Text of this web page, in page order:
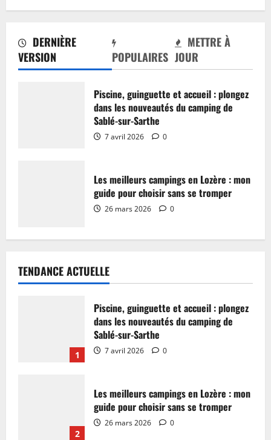
DERNIÈRE
VERSION
POPULAIRES
METTRE À
JOUR
Piscine, guinguette et accueil : plongez
dans les nouveautés du camping de
Sablé-sur-Sarthe
7 avril 2026 0
Les meilleurs campings en Lozère : mon
guide pour choisir sans se tromper
26 mars 2026 0
TENDANCE ACTUELLE
1
Piscine, guinguette et accueil : plongez
dans les nouveautés du camping de
Sablé-sur-Sarthe
7 avril 2026 0
2
Les meilleurs campings en Lozère : mon
guide pour choisir sans se tromper
26 mars 2026 0